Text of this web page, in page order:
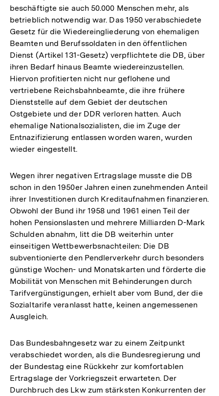
beschäftigte sie auch 50.000 Menschen mehr, als
betrieblich notwendig war. Das 1950 verabschiedete
Gesetz für die Wiedereingliederung von ehemaligen
Beamten und Berufssoldaten in den öffentlichen
Dienst (Artikel 131-Gesetz) verpflichtete die DB, über
ihren Bedarf hinaus Beamte wiedereinzustellen.
Hiervon profitierten nicht nur geflohene und
vertriebene Reichsbahnbeamte, die ihre frühere
Dienststelle auf dem Gebiet der deutschen
Ostgebiete und der DDR verloren hatten. Auch
ehemalige Nationalsozialisten, die im Zuge der
Entnazifizierung entlassen worden waren, wurden
wieder eingestellt.
Wegen ihrer negativen Ertragslage musste die DB
schon in den 1950er Jahren einen zunehmenden Anteil
ihrer Investitionen durch Kreditaufnahmen finanzieren.
Obwohl der Bund ihr 1958 und 1961 einen Teil der
hohen Pensionslasten und mehrere Milliarden D-Mark
Schulden abnahm, litt die DB weiterhin unter
einseitigen Wettbewerbsnachteilen: Die DB
subventionierte den Pendlerverkehr durch besonders
günstige Wochen- und Monatskarten und förderte die
Mobilität von Menschen mit Behinderungen durch
Tarifvergünstigungen, erhielt aber vom Bund, der die
Sozialtarife veranlasst hatte, keinen angemessenen
Ausgleich.
Das Bundesbahngesetz war zu einem Zeitpunkt
verabschiedet worden, als die Bundesregierung und
der Bundestag eine Rückkehr zur komfortablen
Ertragslage der Vorkriegszeit erwarteten. Der
Durchbruch des Lkw zum stärksten Konkurrenten der